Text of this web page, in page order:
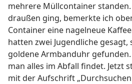
mehrere Müllcontainer
draußen ging, bemerkte ich
Container eine nagelneue
hatten zwei Jugendliche
goldene Armbanduhr
man alles im Abfall findet. Jetzt
mit der Aufschrift